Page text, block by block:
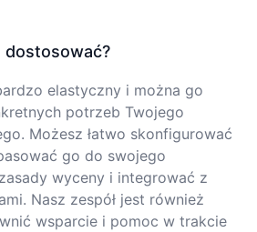
dostosować?
elastyczny i można go
potrzeb Twojego
Możesz łatwo skonfigurować
go do swojego
wyceny i integrować z
Nasz zespół jest również
wsparcie i pomoc w trakcie